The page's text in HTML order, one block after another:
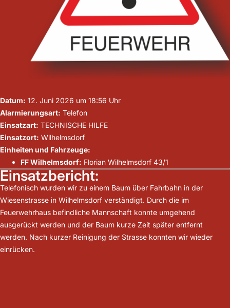
Datum: 12. Juni 2026 um 18:56 Uhr
Alarmierungsart: Telefon
Einsatzart: TECHNISCHE HILFE
Einsatzort: Wilhelmsdorf
Einheiten und Fahrzeuge:
FF Wilhelmsdorf: Florian Wilhelmsdorf 43/1
Einsatzbericht:
Telefonisch wurden wir zu einem Baum über Fahrbahn in der
Wiesenstrasse in Wilhelmsdorf verständigt. Durch die im
Feuerwehrhaus befindliche Mannschaft konnte umgehend
ausgerückt werden und der Baum kurze Zeit später entfernt
werden. Nach kurzer Reinigung der Strasse konnten wir wieder
einrücken.